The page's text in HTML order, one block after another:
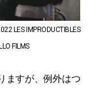
LES IMPRODUCTIBLES
FILMS
ますが、例外はつ